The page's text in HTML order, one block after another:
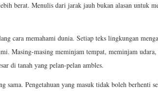
berat. Menulis dari jarak jauh bukan alasan untuk
cara memahami dunia. Setiap teks lingkungan
Masing-masing meminjam tempat, meminjam
di tanah yang pelan-pelan ambles.
Pengetahuan yang masuk tidak boleh berhenti